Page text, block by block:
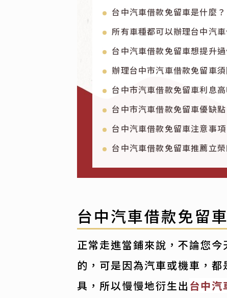
台中汽車借款免留車是什麼？
所有車種都可以辦理台中汽
台中汽車借款免留車想提升
辦理台中市汽車借款免留車
台中市汽車借款免留車利息高
台中市汽車借款免留車優缺點
台中汽車借款免留車注意事項
台中汽車借款免留車推薦立
台中汽車借款免留
正常走進當鋪來說，不論您
的，可是因為汽車或機車，
具，所以慢慢地衍生出 台中汽